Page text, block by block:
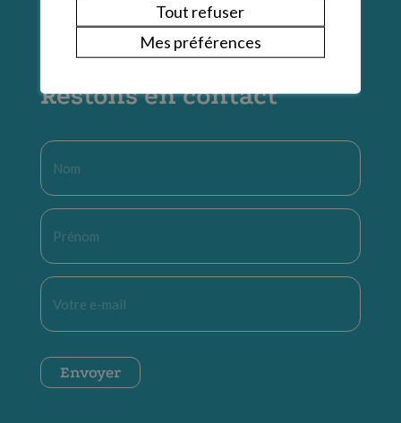
Restons en contact
Nom
Prénom
E-
mail
CAPTCHA
Envoyer
Tout refuser
Mes préférences